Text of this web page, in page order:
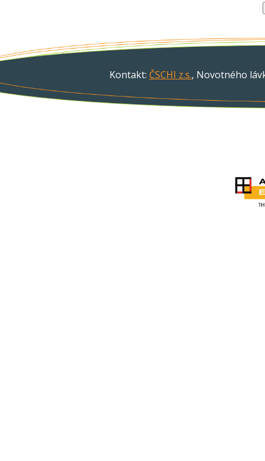
Kontakt: ČSCHI z.s., Novotného